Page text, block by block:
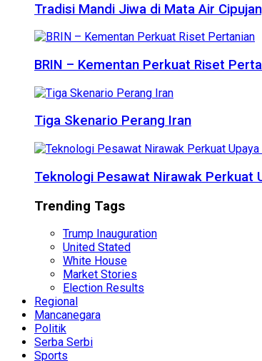
Tradisi Mandi Jiwa di Mata Air
BRIN – Kementan Perkuat Riset
Tiga Skenario Perang Iran
Teknologi Pesawat Nirawak Perkuat
Trending Tags
Trump Inauguration
United Stated
White House
Market Stories
Election Results
Regional
Mancanegara
Politik
Serba Serbi
Sports